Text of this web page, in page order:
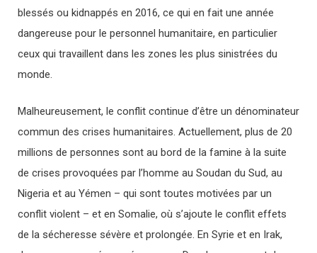
blessés ou kidnappés en 2016, ce qui en fait une année
dangereuse pour le personnel humanitaire, en particulier
ceux qui travaillent dans les zones les plus sinistrées du
monde.
Malheureusement, le conflit continue d’être un dénominateur
commun des crises humanitaires. Actuellement, plus de 20
millions de personnes sont au bord de la famine à la suite
de crises provoquées par l’homme au Soudan du Sud, au
Nigeria et au Yémen – qui sont toutes motivées par un
conflit violent – et en Somalie, où s’ajoute le conflit effets
de la sécheresse sévère et prolongée. En Syrie et en Irak,